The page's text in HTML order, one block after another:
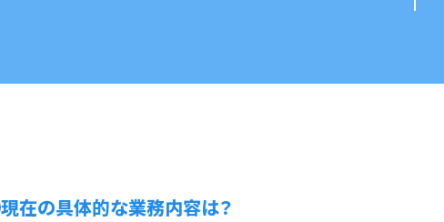
現在の具体的な業務内容は？